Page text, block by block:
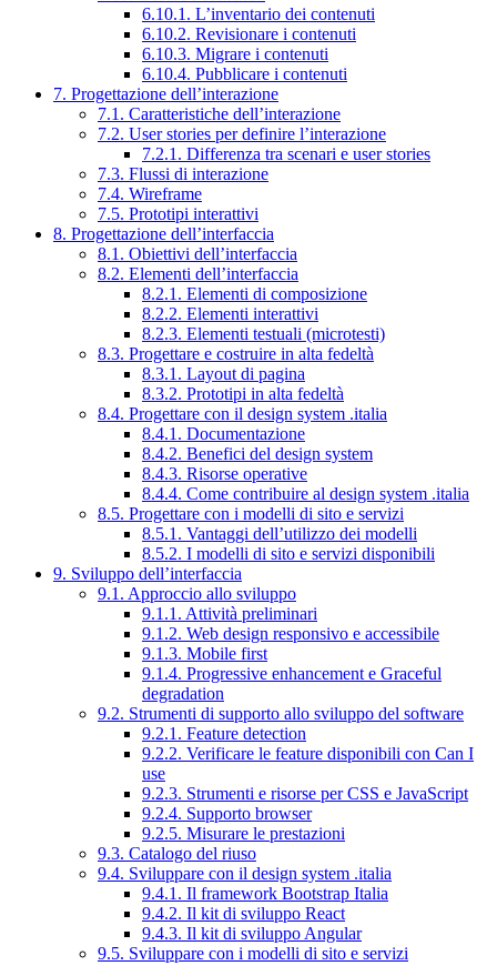
6.10.1. L’inventario dei contenuti
6.10.2. Revisionare i contenuti
6.10.3. Migrare i contenuti
6.10.4. Pubblicare i contenuti
7. Progettazione dell’interazione
7.1. Caratteristiche dell’interazione
7.2. User stories per definire l’interazione
7.2.1. Differenza tra scenari e user stories
7.3. Flussi di interazione
7.4. Wireframe
7.5. Prototipi interattivi
8. Progettazione dell’interfaccia
8.1. Obiettivi dell’interfaccia
8.2. Elementi dell’interfaccia
8.2.1. Elementi di composizione
8.2.2. Elementi interattivi
8.2.3. Elementi testuali (microtesti)
8.3. Progettare e costruire in alta fedeltà
8.3.1. Layout di pagina
8.3.2. Prototipi in alta fedeltà
8.4. Progettare con il design system .italia
8.4.1. Documentazione
8.4.2. Benefici del design system
8.4.3. Risorse operative
8.4.4. Come contribuire al design system .italia
8.5. Progettare con i modelli di sito e servizi
8.5.1. Vantaggi dell’utilizzo dei modelli
8.5.2. I modelli di sito e servizi disponibili
9. Sviluppo dell’interfaccia
9.1. Approccio allo sviluppo
9.1.1. Attività preliminari
9.1.2. Web design responsivo e accessibile
9.1.3. Mobile first
9.1.4. Progressive enhancement e Graceful
degradation
9.2. Strumenti di supporto allo sviluppo del software
9.2.1. Feature detection
9.2.2. Verificare le feature disponibili con Can I
use
9.2.3. Strumenti e risorse per CSS e JavaScript
9.2.4. Supporto browser
9.2.5. Misurare le prestazioni
9.3. Catalogo del riuso
9.4. Sviluppare con il design system .italia
9.4.1. Il framework Bootstrap Italia
9.4.2. Il kit di sviluppo React
9.4.3. Il kit di sviluppo Angular
9.5. Sviluppare con i modelli di sito e servizi